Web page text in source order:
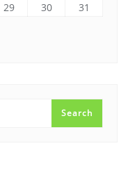
29 30 31